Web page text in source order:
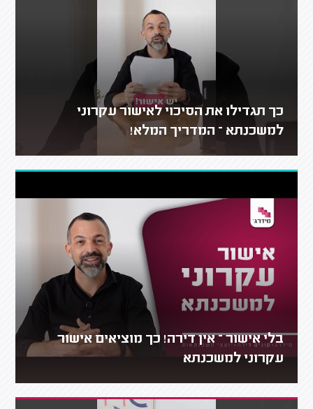
כך תגדילו את הסיכוי לאישור עקרוני
למשכנתא – המדריך המלא!
בלי אישור – אין דירה! כך מוציאים אישור
עקרוני למשכנתא